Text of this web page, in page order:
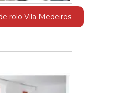
rolo Vila Medeiros